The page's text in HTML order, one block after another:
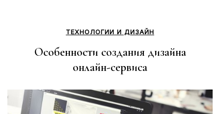
ТЕХНОЛОГИИ И ДИЗАЙН
Особенности создания дизайна
онлайн-сервиса